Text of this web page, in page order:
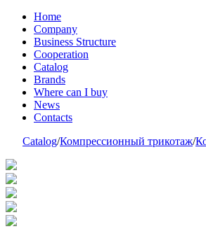
Home
Company
Business Structure
Cooperation
Catalog
Brands
Where can I buy
News
Contacts
Catalog/Компрессионный трикотаж/